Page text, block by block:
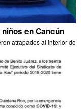
en Cancún
atrapados al interior de